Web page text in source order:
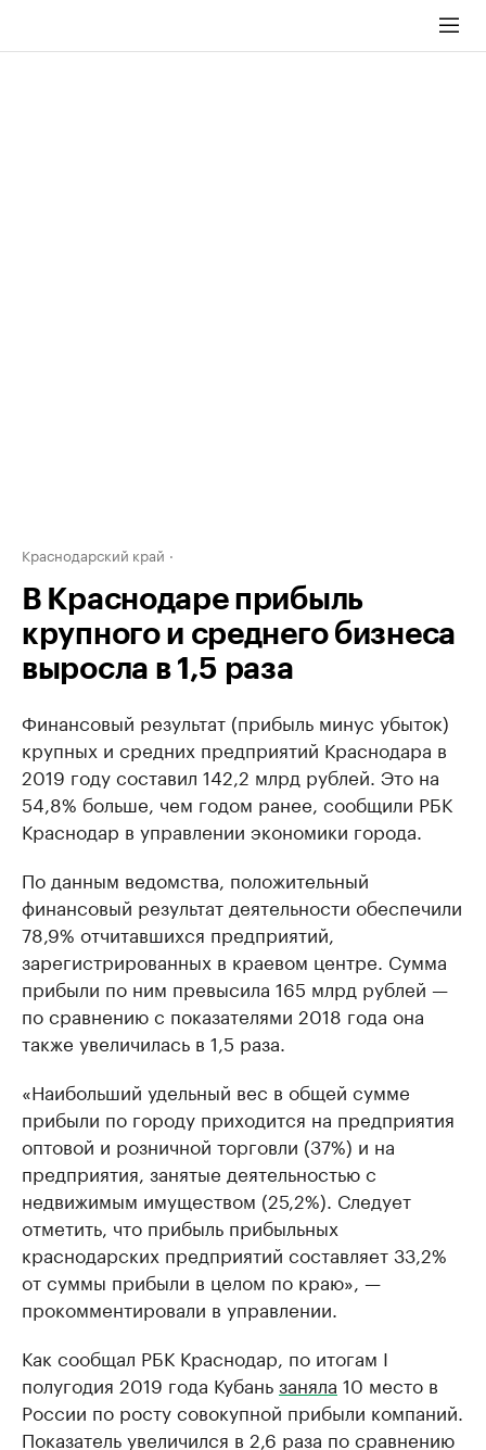
Краснодарский край
В Краснодаре прибыль
крупного и среднего бизнеса
выросла в 1,5 раза
Финансовый результат (прибыль минус убыток)
крупных и средних предприятий Краснодара в
2019 году составил 142,2 млрд рублей. Это на
54,8% больше, чем годом ранее, сообщили РБК
Краснодар в управлении экономики города.
По данным ведомства, положительный
финансовый результат деятельности обеспечили
78,9% отчитавшихся предприятий,
зарегистрированных в краевом центре. Сумма
прибыли по ним превысила 165 млрд рублей —
по сравнению с показателями 2018 года она
также увеличилась в 1,5 раза.
«Наибольший удельный вес в общей сумме
прибыли по городу приходится на предприятия
оптовой и розничной торговли (37%) и на
предприятия, занятые деятельностью с
недвижимым имуществом (25,2%). Следует
отметить, что прибыль прибыльных
краснодарских предприятий составляет 33,2%
от суммы прибыли в целом по краю», —
прокомментировали в управлении.
Как сообщал РБК Краснодар, по итогам I
полугодия 2019 года Кубаньзаняла 10 место в
России по росту совокупной прибыли компаний.
Показатель увеличился в 2,6 раза по сравнению